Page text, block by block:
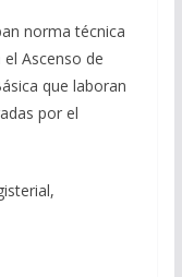
norma técnica
Ascenso de
que laboran
por el